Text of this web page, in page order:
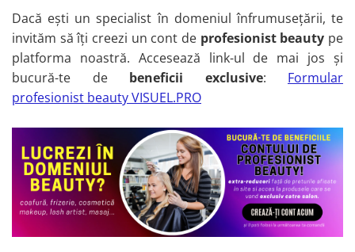
Dacă ești un specialist în domeniul înfrumusețării, te
invităm să îți creezi un cont de profesionist beauty pe
platforma noastră. Accesează link-ul de mai jos și
bucură-te de beneficii exclusive: Formular
profesionist beauty VISUEL.PRO